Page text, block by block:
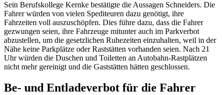
Sein Berufskollege Kernke bestätigte die Aussagen Schneiders. Die
Fahrer würden von vielen Spediteuren dazu genötigt, ihre
Fahrzeiten voll auszuschöpfen. Dies führe dazu, dass die Fahrer
gezwungen seien, ihre Fahrzeuge mitunter auch im Parkverbot
abzustellen, um die gesetzlichen Ruhezeiten einzuhalten, weil in der
Nähe keine Parkplätze oder Raststätten vorhanden seien. Nach 21
Uhr würden die Duschen und Toiletten an Autobahn-Rastplätzen
nicht mehr gereinigt und die Gaststätten hätten geschlossen.
Be- und Entladeverbot für die Fahrer